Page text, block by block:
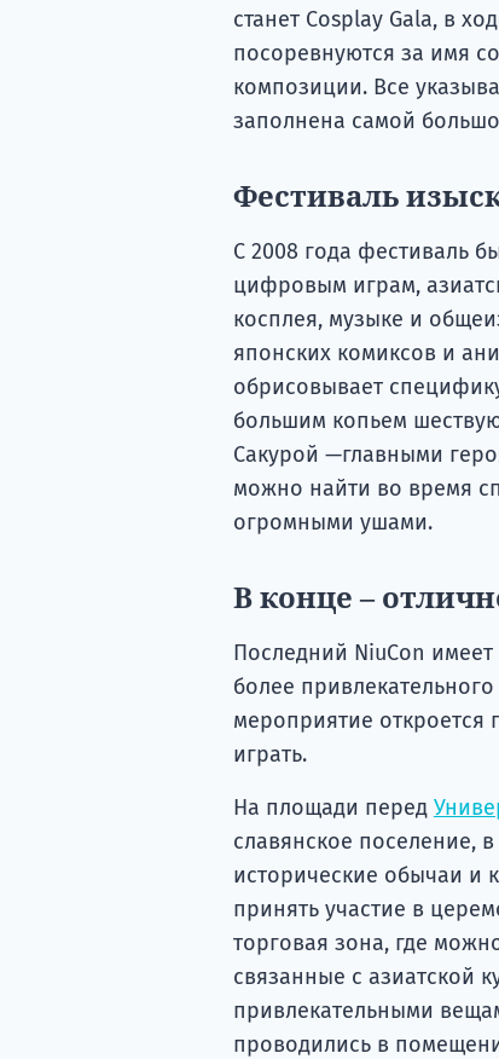
станет Cosplay Gala, в
посоревнуются за имя
композиции. Все
заполнена самой
Фестиваль
С 2008 года фестиваль
цифровым играм,
косплея, музыке и
японских комиксов и
обрисовывает
большим копьем
Сакурой —главными
можно найти во время
огромными ушами.
В конце –
Последний NiuCon
более
мероприятие откроется
играть.
На площади перед
славянское поселение,
исторические обычаи и
принять участие в
торговая зона, где
связанные с азиатской
привлекательными
проводились в